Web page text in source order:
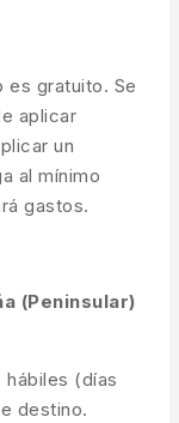
es gratuito. Se
aplicar
un
al mínimo
gastos.
(Peninsular)
hábiles (días
destino.